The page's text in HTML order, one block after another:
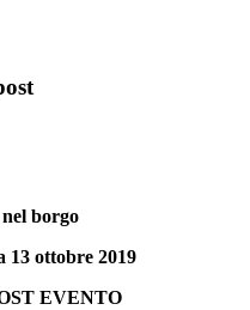
borgo
13 ottobre 2019
EVENTO